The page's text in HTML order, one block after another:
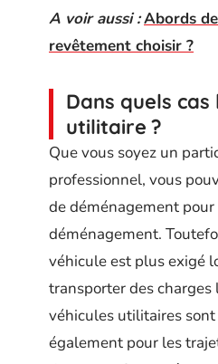
A voir aussi :Abords
revêtement choisir ?
Dans quels cas
utilitaire ?
Que vous soyez un
professionnel, vous
de déménagement
déménagement.
véhicule est plus exigé
transporter des charges
véhicules utilitaires
également pour les